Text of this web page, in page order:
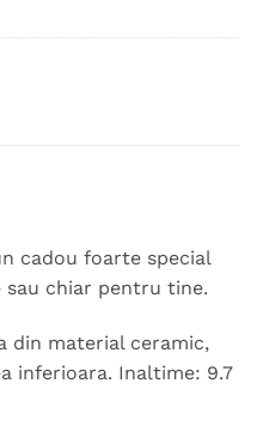
cadou foarte special
chiar pentru tine.
din material ceramic,
inferioara. Inaltime: 9.7